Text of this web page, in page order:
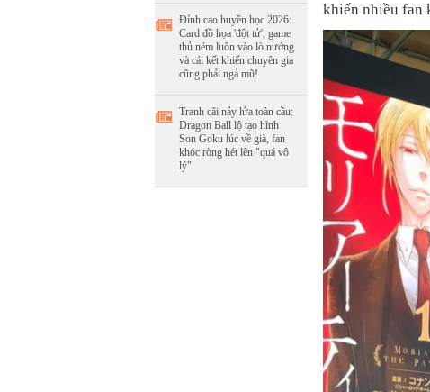
Đỉnh cao huyền học 2026:
Card đồ họa 'đột tử', game
thủ ném luôn vào lò nướng
và cái kết khiến chuyên gia
cũng phải ngả mũ!
Tranh cãi nảy lửa toàn cầu:
Dragon Ball lộ tạo hình
Son Goku lúc về già, fan
khóc ròng hét lên "quá vô
lý"
khiến nhiều fan